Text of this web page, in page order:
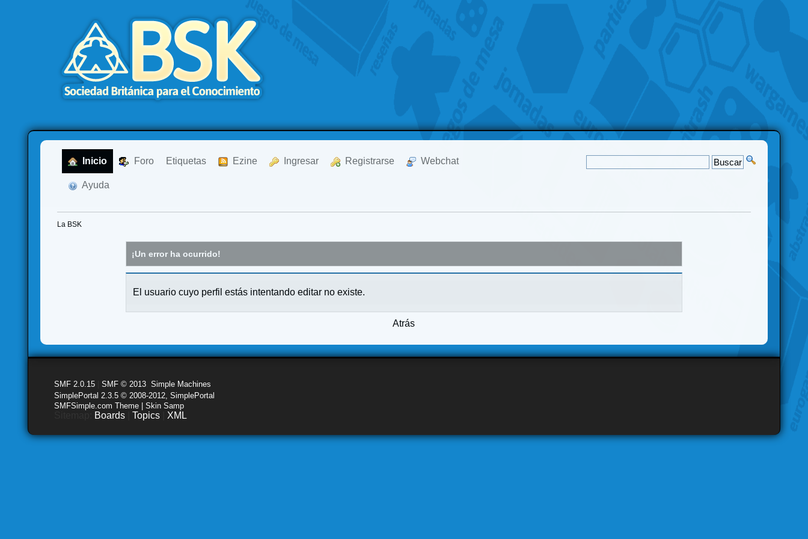
Inicio Foro Etiquetas Ezine Ingresar Registrarse Webchat
Ayuda
La BSK
¡Un error ha ocurrido!
El usuario cuyo perfil estás intentando editar no existe.
Atrás
SMF 2.0.15 |SMF © 2013 ,Simple Machines
SimplePortal 2.3.5 © 2008-2012, SimplePortal
SMFSimple.com Theme | Skin Samp
Boards |Topics XML